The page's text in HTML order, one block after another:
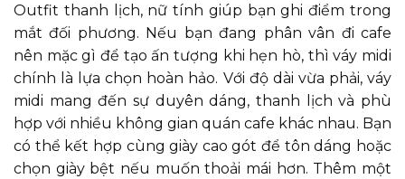
Outfit thanh lịch, nữ tính giúp bạn ghi điểm trong
mắt đối phương. Nếu bạn đang phân vân đi cafe
nên mặc gì để tạo ấn tượng khi hẹn hò, thì váy midi
chính là lựa chọn hoàn hảo. Với độ dài vừa phải, váy
midi mang đến sự duyên dáng, thanh lịch và phù
hợp với nhiều không gian quán cafe khác nhau. Bạn
có thể kết hợp cùng giày cao gót để tôn dáng hoặc
chọn giày bệt nếu muốn thoải mái hơn. Thêm một